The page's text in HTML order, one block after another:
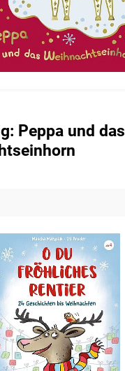
Peppa und das